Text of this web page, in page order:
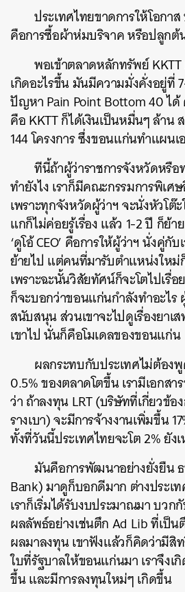
ประเทศไทยขาดการให้โอกา
คือการซื้อผ้าห่มบริจาค หรือปลูก
พอเข้าตลาดหลักทรัพย์
เกิดอะไรขึ้น มันมีความมั่งคั่งอยู่ที่
ปัญหา Pain Point Bottom 40 ไ
คือ KKTT ก็ได้เงินเป็นหมื่นๆ ล้าน
144 โครงการ ซึ่งขอนแก่นทำแผนเ
ทีนี้ถ้าผู้ว่าราชการจังหวัดหรือ
ทำยังไง เราก็มีคณะกรรมการพิเ
เพราะทุกจังหวัดผู้ว่าฯ จะนั่งหัวโต๊
แกก็ไม่ค่อยรู้เรื่อง แล้ว 1-2 ปี ก็ย้
‘ดูโอ้ CEO’ คือการให้ผู้ว่าฯ นั่งคู่กั
ย้ายไป แต่คนที่มารับตำแหน่งใหม่
เพราะฉะนั้นวิสัยทัศน์ก็จะโตไปเรื่
ก็จะบอกว่าขอนแก่นกำลังทำอะไ
สนับสนุน ส่วนเขาจะไปดูเรื่องยา
เขาไป นั่นก็คือโมเดลของขอนแก่น
ผลกระทบกับประเทศไม่ต้องพู
0.5% ของตลาดโตขึ้น เรามีเอกส
ว่า ถ้าลงทุน LRT (บริษัทที่เกี่ยวข้อ
รางเบา) จะมีการจ้างงานเพิ่มขึ้น
ทั้งที่วันนี้ประเทศไทยจะโต 2% ยัง
มันคือการพัฒนาอย่างยั่งยืน
Bank) มาดูก็บอกดีมาก ต่างประเ
เราก็เริ่มได้รับงบประมาณมา บวก
ผลลัพธ์อย่างเช่นตึก Ad Lib ที่เป็
ผลมาลงทุน เขาฟังแล้วก็คิดว่ามีสิ
ใบที่รัฐบาลให้ขอนแก่นมา เราจึงเ
ขึ้น และมีการลงทุนใหม่ๆ เกิดขึ้น